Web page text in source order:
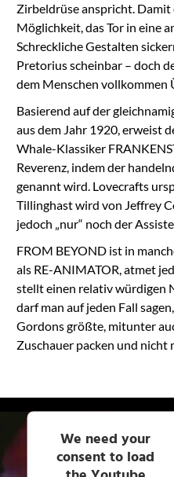
Zirbeldrüse anspricht.
Möglichkeit, das Tor in eine
Schreckliche Gestalten
Pretorius scheinbar – doch
dem Menschen vollkommen
Basierend auf der
aus dem Jahr 1920, erweist
Whale-Klassiker
Reverenz, indem der
genannt wird. Lovecrafts
Tillinghast wird von Jeffrey
jedoch „nur“ noch der
FROM BEYOND ist in
als RE-ANIMATOR, atmet
stellt einen relativ würdigen
darf man auf jeden Fall
Gordons größte, mitunter
Zuschauer packen und nicht
We need your
consent to load